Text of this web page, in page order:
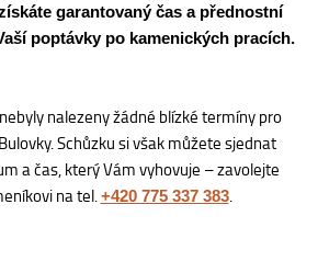
garantovaný čas a přednostní
poptávky po kamenických pracích.
nalezeny žádné blízké termíny pro
Schůzku si však můžete sjednat
a čas, který Vám vyhovuje – zavolejte
na tel.+420 775 337 383.